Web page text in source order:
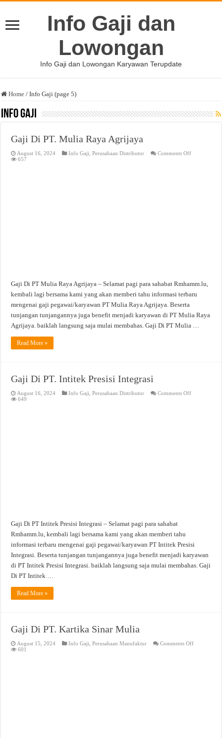
Info Gaji dan
Lowongan
Info Gaji dan Lowongan Karyawan Terupdate
Home / Info Gaji (page 5)
Info Gaji
Gaji Di PT. Mulia Raya Agrijaya
August 16, 2024 Info Gaji ,Perusahaan Distributor Comments Offon
657
Gaji Di PT Mulia Raya Agrijaya – Selamat pagi para sahabat Rmhamm.lu,
kembali lagi bersama kami yang akan memberi tahu informasi terbaru
mengenai gaji pegawai/karyawan PT Mulia Raya Agrijaya. Beserta
tunjangan tunjangannya juga benefit menjadi karyawan di PT Mulia Raya
Agrijaya. baiklah langsung saja mulai membahas. Gaji Di PT Mulia …
Read More »
Gaji Di PT. Intitek Presisi Integrasi
August 16, 2024 Info Gaji ,Perusahaan Distributor Comments Offon
649
Gaji Di PT Intitek Presisi Integrasi – Selamat pagi para sahabat
Rmhamm.lu, kembali lagi bersama kami yang akan memberi tahu
informasi terbaru mengenai gaji pegawai/karyawan PT Intitek Presisi
Integrasi. Beserta tunjangan tunjangannya juga benefit menjadi karyawan
di PT Intitek Presisi Integrasi. baiklah langsung saja mulai membahas. Gaji
Di PT Intitek …
Read More »
Gaji Di PT. Kartika Sinar Mulia
August 15, 2024 Info Gaji ,Perusahaan Manufaktur Comments Offon
601